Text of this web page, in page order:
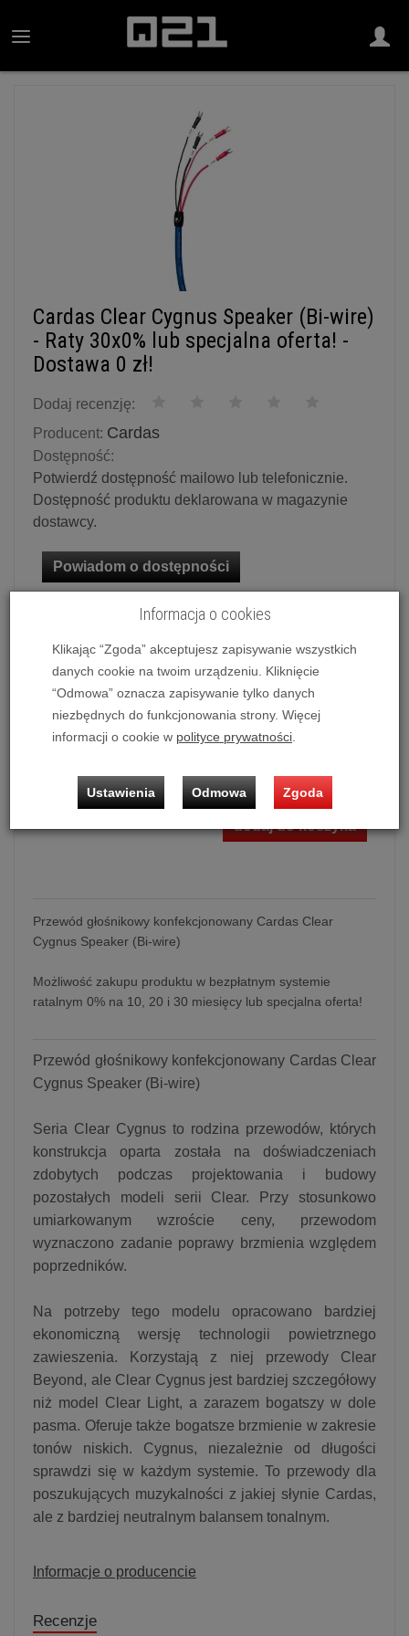
Cardas Clear Cygnus Speaker (Bi-wire)
- Raty 30x0% lub specjalna oferta! -
Dostawa 0 zł!
Dodaj recenzję:
Producent: Cardas
Dostępność:
Potwierdź dostępność mailowo lub telefonicznie.
Dostępność produktu deklarowana w magazynie
dostawcy.
Powiadom o dostępności
Dostępne długości:
2 x 2.5 m
Ilość:
10 499,00 zł/ kpl.
dodaj do koszyka
Przewód głośnikowy konfekcjonowany Cardas Clear
Cygnus Speaker (Bi-wire)
Możliwość zakupu produktu w bezpłatnym systemie
ratalnym 0% na 10, 20 i 30 miesięcy lub specjalna oferta!
Przewód głośnikowy konfekcjonowany Cardas Clear
Cygnus Speaker (Bi-wire)
Seria Clear Cygnus to rodzina przewodów, których
konstrukcja oparta została na doświadczeniach
zdobytych podczas projektowania i budowy
pozostałych modeli serii Clear. Przy stosunkowo
umiarkowanym wzroście ceny, przewodom
wyznaczono zadanie poprawy brzmienia względem
poprzedników.
Na potrzeby tego modelu opracowano bardziej
ekonomiczną wersję technologii powietrznego
zawieszenia. Korzystają z niej przewody Clear
Beyond, ale Clear Cygnus jest bardziej szczegółowy
niż model Clear Light, a zarazem bogatszy w dole
pasma. Oferuje także bogatsze brzmienie w zakresie
tonów niskich. Cygnus, niezależnie od długości
sprawdzi się w każdym systemie. To przewody dla
poszukujących muzykalności z jakiej słynie Cardas,
ale z bardziej neutralnym balansem tonalnym.
Informacje o producencie
Recenzje
Informacja o cookies
Klikając “Zgoda” akceptujesz zapisywanie wszystkich
danych cookie na twoim urządzeniu. Kliknięcie
“Odmowa” oznacza zapisywanie tylko danych
niezbędnych do funkcjonowania strony. Więcej
informacji o cookie w polityce prywatności
Ustawienia Odmowa Zgoda